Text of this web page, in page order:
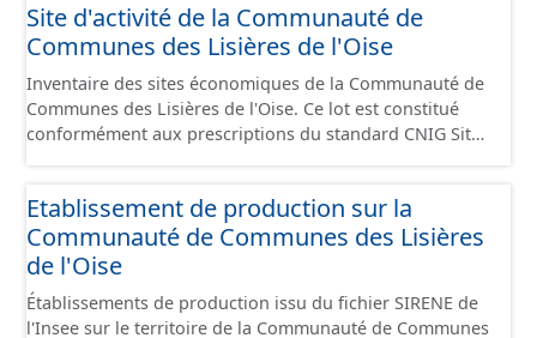
Site d'activité de la Communauté de
Communes des Lisières de l'Oise
Inventaire des sites économiques de la Communauté de
Communes des Lisières de l'Oise. Ce lot est constitué
conformément aux prescriptions du standard CNIG Sites
Etablissement de production sur la
Communauté de Communes des Lisières
de l'Oise
Établissements de production issu du fichier SIRENE de
l'Insee sur le territoire de la Communauté de Communes